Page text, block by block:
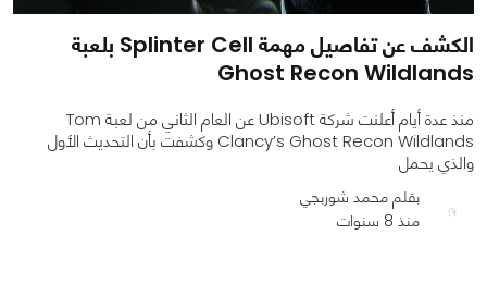
الكشف عن تفاصيل مهمة Splinter Cell بلعبة
Ghost Recon Wildlands
منذ عدة أيام أعلنت شركة Ubisoft عن العام الثاني من لعبة Tom
Clancy’s Ghost Recon Wildlands وكشفت بأن التحديث الأول
والذي يحمل
بقلم محمد شوربجي
منذ 8 سنوات